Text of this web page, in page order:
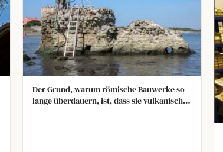
Der Grund, warum römische Bauwerke so
lange überdauern, ist, dass sie vulkanische